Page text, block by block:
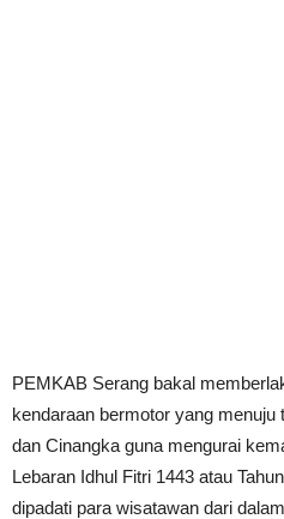
PEMKAB Serang bakal
kendaraan bermotor yang
dan Cinangka guna mengurai
Lebaran Idhul Fitri 1443 atau
dipadati para wisatawan dari